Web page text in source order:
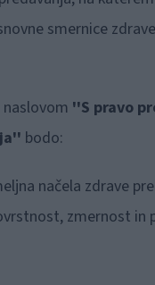
smernice
naslovom ''S pravo
bodo:
načela zdrave
zmernost in